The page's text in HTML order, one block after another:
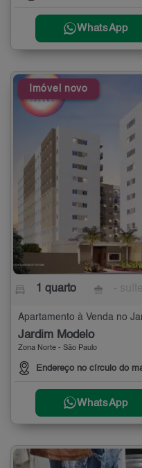
WhatsApp
Imóvel novo
1 quarto
Apartamento à Venda no
Jardim Modelo
Zona Norte - São Paulo
Endereço no círculo do
WhatsApp